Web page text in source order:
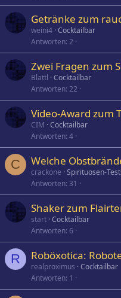
Getränke zum
weini4 Cocktailbar
Antworten 2
Zwei Fragen zum
Blattl Cocktailbar
Antworten 22
Video-Award zum
CIM Cocktailbar
Antworten 4
C Welche
crackone Spirituosen-
Antworten 31
Shaker zum
start Cocktailbar
Antworten 6
R Roböxotica:
realproximus Cocktailbar
Antworten 1